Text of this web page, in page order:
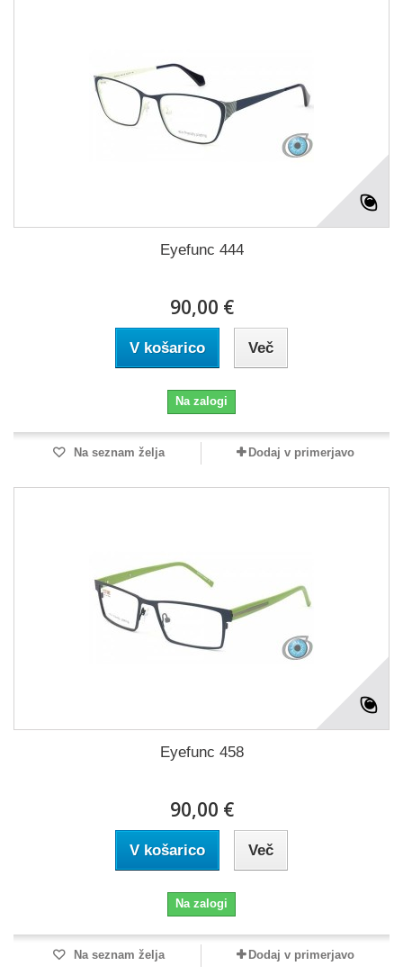
Eyefunc 444
90,00 €
V košarico Več
Na zalogi
Na seznam želja Dodaj v primerjavo
Eyefunc 458
90,00 €
V košarico Več
Na zalogi
Na seznam želja Dodaj v primerjavo